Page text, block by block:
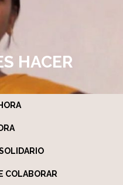
HACER
COLABORAR